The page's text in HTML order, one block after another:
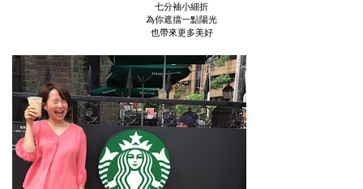
七分袖小細折
為你遮擋一點陽光
也帶來更多美好